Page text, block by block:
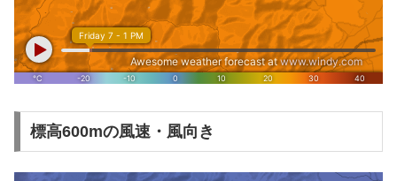
標高600mの風速・風向き